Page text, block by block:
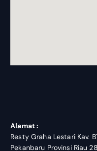
Alamat :
Resty Graha Lestari Kav.
Pekanbaru Provinsi Riau